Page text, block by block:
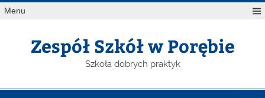
Menu
Zespół Szkół w Porębie
Szkoła dobrych praktyk